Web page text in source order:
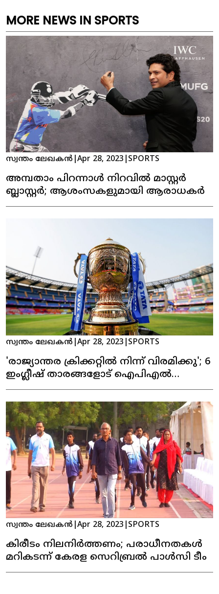
MORE NEWS IN SPORTS
സ്വന്തം ലേഖകൻ Apr 28, 2023 SPORTS
അമ്പതാം പിറന്നാള്‍ നിറവില്‍ മാസ്റ്റർ
ബ്ലാസ്റ്റർ; ആശംസകളുമായി ആരാധകര്‍
സ്വന്തം ലേഖകൻ Apr 28, 2023 SPORTS
'രാജ്യാന്തര ക്രിക്കറ്റില്‍ നിന്ന് വിരമിക്കു'; 6
ഇംഗ്ലീഷ് താരങ്ങളോട് ഐപിഎല്‍
ഫ്രാഞ്ചൈസികള്‍
സ്വന്തം ലേഖകൻ Apr 28, 2023 SPORTS
കിരീടം നിലനിര്‍ത്തണം; പരാധീനതകള്‍
മറികടന്ന് കേരള സെറിബ്രല്‍ പാള്‍സി ടീം